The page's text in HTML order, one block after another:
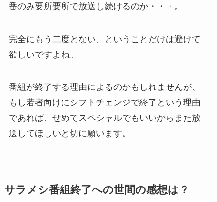
番のみ要所要所で放送し続けるのか・・・。
完全にもう二度とない、ということだけは避けて
欲しいですよね。
番組が終了する理由によるのかもしれませんが、
もし若者向けにシフトチェンジで終了という理由
であれば、せめてスペシャルでもいいからまた放
送してほしいと切に願います。
サラメシ番組終了への世間の感想は？